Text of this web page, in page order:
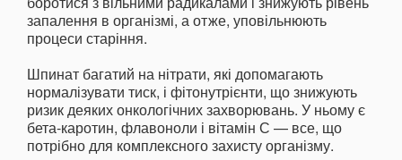
запалення в організмі, а отже, уповільнюють
процеси старіння.
Шпинат багатий на нітрати, які допомагають
нормалізувати тиск, і фітонутрієнти, що знижують
ризик деяких онкологічних захворювань. У ньому є
бета-каротин, флавоноли і вітамін С — все, що
потрібно для комплексного захисту організму.